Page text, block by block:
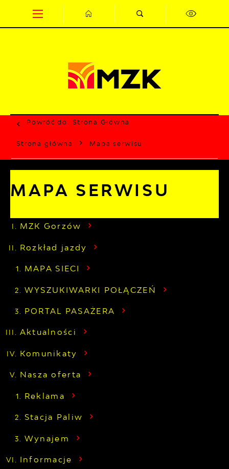
Przejdź do menu.
Przejdź do wyszukiwarki.
Przejdź do treści.
Przejdź do ustawień wielkości czcionki.
Wyłącz wersję kontrastową strony.
Powróć do: Strona Główna
Strona główna Mapa serwisu
MAPA SERWISU
MZK Gorzów
Rozkład jazdy
MAPA SIECI
WYSZUKIWARKI POŁĄCZEŃ
PORTAL PASAŻERA
Aktualności
Komunikaty
Nasza oferta
Reklama
Stacja Paliw
Wynajem
Informacje